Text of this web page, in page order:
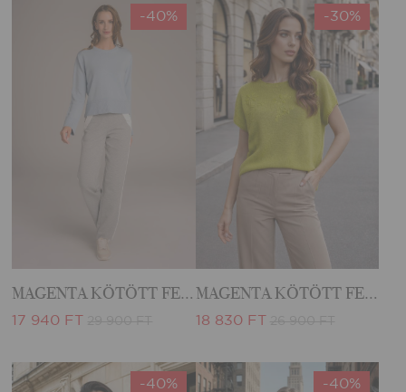
-40%
MAGENTA KÖTÖTT FELSŐ
17 940 FT
-30%
MAGENTA KÖTÖTT FELSŐ
18 830 FT
-40% -40%